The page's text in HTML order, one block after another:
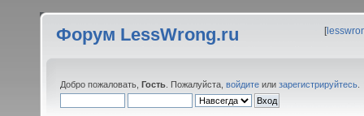
Форум LessWrong.ru [
Добро пожаловать, Гость . Пожалуйста, войдите или зарегистрируйтесь